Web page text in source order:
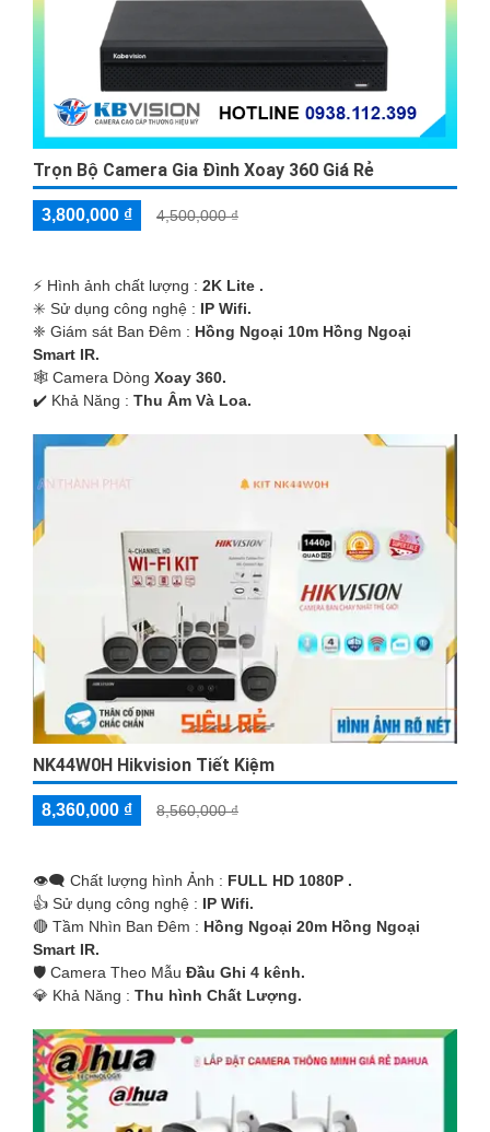
Trọn Bộ Camera Gia Đình Xoay 360 Giá Rẻ
3,800,000 ₫ 4,500,000 ₫
️⚡ Hình ảnh chất lượng : 2K Lite .
✳️ Sử dụng công nghệ : IP Wifi.
❈ Giám sát Ban Đêm : Hồng Ngoại 10m Hồng Ngoại
Smart IR.
🕸️ Camera Dòng Xoay 360.
️✔️ Khả Năng : Thu Âm Và Loa.
NK44W0H Hikvision Tiết Kiệm
8,360,000 ₫ 8,560,000 ₫
👁️‍🗨 Chất lượng hình Ảnh : FULL HD 1080P .
👍 Sử dụng công nghệ : IP Wifi.
🔴 Tầm Nhìn Ban Đêm : Hồng Ngoại 20m Hồng Ngoại
Smart IR.
🛡 Camera Theo Mẫu Đầu Ghi 4 kênh.
️💎 Khả Năng : Thu hình Chất Lượng.